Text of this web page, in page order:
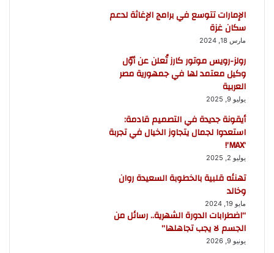
الإمارات تتوسع في برامج الإغاثة لدعم
سكان غزة
مارس 18, 2024
رولز-رويس موتور كارز تُعلن عن أوّل
وكيل معتمد لها في جمهورية مصر
العربية
يوليو 9, 2025
أيقونة جديدة في التصميم قادمة:
استعدوا لجمال يتجاوز الخيال في تجربة
‘MAX’!
يوليو 2, 2025
تهنئه قلبية بالخطوبة السعيدة روان
وخالد
مايو 19, 2024
“اضطرابات الدورة الشهرية.. رسائل من
الجسم لا يجب تجاهلها”
يونيو 9, 2026